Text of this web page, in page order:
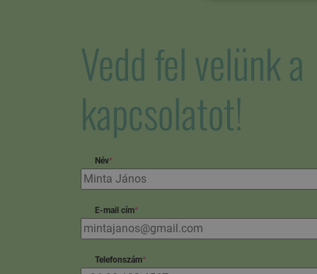
Vedd fel velünk a
kapcsolatot!
Név*
E-mail cím*
Telefonszám*